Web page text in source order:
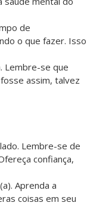
de
o que fazer. Isso
Lembre-se que
assim, talvez
Lembre-se de
confiança,
Aprenda a
coisas em seu